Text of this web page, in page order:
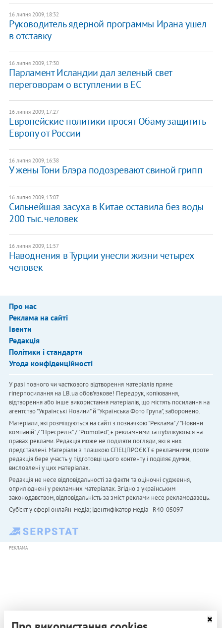
16 липня 2009, 18:32
Руководитель ядерной программы Ирана ушел
в отставку
16 липня 2009, 17:30
Парламент Исландии дал зеленый свет
переговорам о вступлении в ЕС
16 липня 2009, 17:27
Европейские политики просят Обаму защитить
Европу от России
16 липня 2009, 16:38
У жены Тони Блэра подозревают свиной грипп
16 липня 2009, 13:07
Сильнейшая засуха в Китае оставила без воды
200 тыс. человек
16 липня 2009, 11:57
Наводнения в Турции унесли жизни четырех
человек
Про нас
Реклама на сайті
Івенти
Редакція
Політики і стандарти
Угода конфіденційності
У разі повного чи часткового відтворення матеріалів пряме
гіперпосилання на LB.ua обов'язкове! Передрук, копіювання,
відтворення або інше використання матеріалів, що містять посилання на
агентство "Українськi Новини" й "Українська Фото Група", заборонено.
Матеріали, які розміщуються на сайті з позначкою "Реклама" / "Новини
компаній" / "Пресреліз" / "Promoted", є рекламними та публікуються на
правах реклами. Редакція може не поділяти погляди, які в них
представлені. Матеріали з плашкою СПЕЦПРОЄКТ є рекламними, проте
редакція бере участь у підготовці цього контенту і поділяє думки,
висловлені у цих матеріалах.
Редакція не несе відповідальності за факти та оціночні судження,
оприлюднені у рекламних матеріалах. Згідно з українським
законодавством, відповідальність за зміст реклами несе рекламодавець.
Cуб'єкт у сфері онлайн-медіа; ідентифікатор медіа - R40-05097
РЕКЛАМА